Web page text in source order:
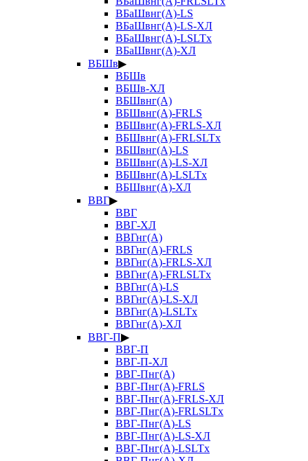
ВБаШвнг(А)-LS
ВБаШвнг(А)-LS-ХЛ
ВБаШвнг(А)-LSLTx
ВБаШвнг(А)-ХЛ
ВБШв▶
ВБШв
ВБШв-ХЛ
ВБШвнг(А)
ВБШвнг(А)-FRLS
ВБШвнг(А)-FRLS-ХЛ
ВБШвнг(А)-FRLSLTx
ВБШвнг(А)-LS
ВБШвнг(А)-LS-ХЛ
ВБШвнг(А)-LSLTx
ВБШвнг(А)-ХЛ
ВВГ▶
ВВГ
ВВГ-ХЛ
ВВГнг(А)
ВВГнг(А)-FRLS
ВВГнг(А)-FRLS-ХЛ
ВВГнг(А)-FRLSLTx
ВВГнг(А)-LS
ВВГнг(А)-LS-ХЛ
ВВГнг(А)-LSLTx
ВВГнг(А)-ХЛ
ВВГ-П▶
ВВГ-П
ВВГ-П-ХЛ
ВВГ-Пнг(А)
ВВГ-Пнг(А)-FRLS
ВВГ-Пнг(А)-FRLS-ХЛ
ВВГ-Пнг(А)-FRLSLTx
ВВГ-Пнг(А)-LS
ВВГ-Пнг(А)-LS-ХЛ
ВВГ-Пнг(А)-LSLTx